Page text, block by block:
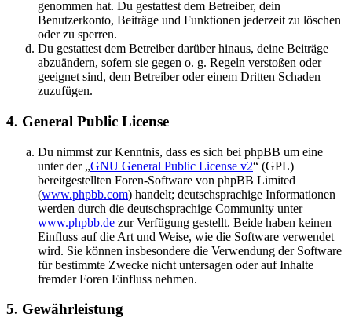
genommen hat. Du gestattest dem Betreiber, dein
Benutzerkonto, Beiträge und Funktionen jederzeit zu löschen
oder zu sperren.
Du gestattest dem Betreiber darüber hinaus, deine Beiträge
abzuändern, sofern sie gegen o. g. Regeln verstoßen oder
geeignet sind, dem Betreiber oder einem Dritten Schaden
zuzufügen.
4. General Public License
Du nimmst zur Kenntnis, dass es sich bei phpBB um eine
unter der „GNU General Public License v2“ (GPL)
bereitgestellten Foren-Software von phpBB Limited
(www.phpbb.com) handelt; deutschsprachige Informationen
werden durch die deutschsprachige Community unter
www.phpbb.de zur Verfügung gestellt. Beide haben keinen
Einfluss auf die Art und Weise, wie die Software verwendet
wird. Sie können insbesondere die Verwendung der Software
für bestimmte Zwecke nicht untersagen oder auf Inhalte
fremder Foren Einfluss nehmen.
5. Gewährleistung